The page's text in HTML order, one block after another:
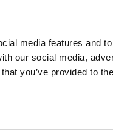
media features and
our social media,
you’ve provided to
a je nepřenosná
CMK body, ze